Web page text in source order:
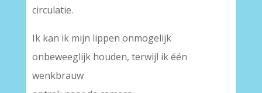
circulatie.
Ik kan ik mijn lippen onmogelijk
onbeweeglijk houden, terwijl ik één
wenkbrauw